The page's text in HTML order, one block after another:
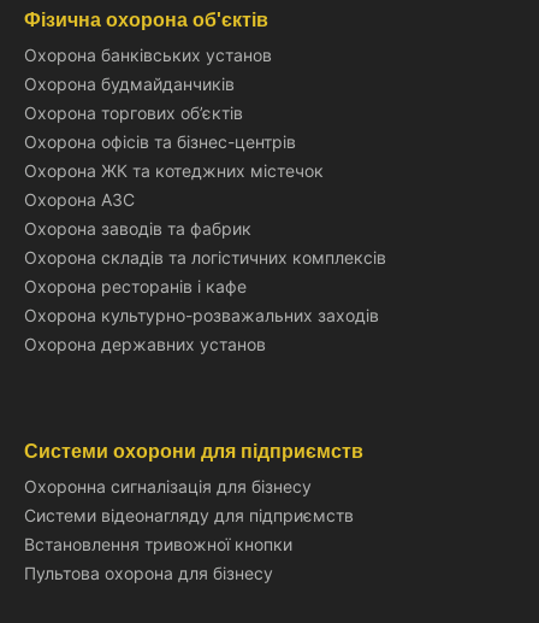
Фізична охорона об'єктів
Охорона банківських установ
Охорона будмайданчиків
Охорона торгових об’єктів
Охорона офісів та бізнес-центрів
Охорона ЖК та котеджних містечок
Охорона АЗС
Охорона заводів та фабрик
Охорона складів та логістичних комплексів
Охорона ресторанів і кафе
Охорона культурно-розважальних заходів
Охорона державних установ
Системи охорони для підприємств
Охоронна сигналізація для бізнесу
Системи відеонагляду для підприємств
Встановлення тривожної кнопки
Пультова охорона для бізнесу